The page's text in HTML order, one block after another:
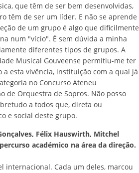
que têm de ser bem desenvolvidas,
têm de ser um líder. E não se aprende
de um grupo é algo que dificilmente
num "vício". É sem dúvida a minha
diferentes tipos de grupos. A
Musical Gouveense permitiu-me ter
a esta vivência, instituição com a qual já
no Concurso Ateneu
de Orquestra de Sopros. Não posso
a todos que, direta ou
e social deste grupo.
Félix Hauswirth, Mitchel
académico na área da direção.
internacional. Cada um deles, marcou